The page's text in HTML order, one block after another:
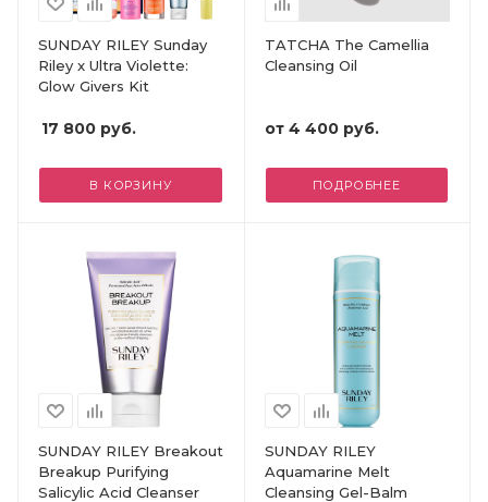
SUNDAY RILEY Sunday
Riley x Ultra Violette:
Glow Givers Kit
17 800 руб.
В КОРЗИНУ
TATCHA The Camellia
Cleansing Oil
от 4 400 руб.
ПОДРОБНЕЕ
SUNDAY RILEY Breakout
Breakup Purifying
Salicylic Acid Cleanser
SUNDAY RILEY
Aquamarine Melt
Cleansing Gel-Balm